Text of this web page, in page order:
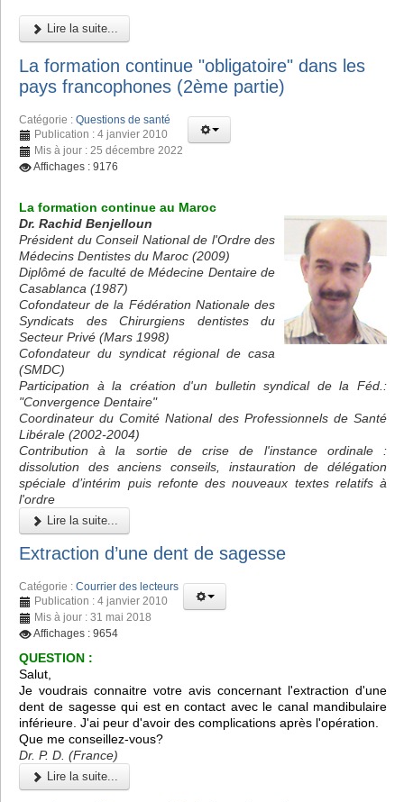
Lire la suite...
La formation continue "obligatoire" dans les
pays francophones (2ème partie)
Catégorie : Questions de santé
Publication : 4 janvier 2010
Mis à jour : 25 décembre 2022
Affichages : 9176
La formation continue au Maroc
Dr. Rachid Benjelloun
Président du Conseil National de l'Ordre des
Médecins Dentistes du Maroc (2009)
Diplômé de faculté de Médecine Dentaire de
Casablanca (1987)
Cofondateur de la Fédération Nationale des
Syndicats des Chirurgiens dentistes du
Secteur Privé (Mars 1998)
Cofondateur du syndicat régional de casa
(SMDC)
Participation à la création d'un bulletin syndical de la Féd.:
"Convergence Dentaire"
Coordinateur du Comité National des Professionnels de Santé
Libérale (2002-2004)
Contribution à la sortie de crise de l'instance ordinale :
dissolution des anciens conseils, instauration de délégation
spéciale d’intérim puis refonte des nouveaux textes relatifs à
l'ordre
Lire la suite...
Extraction d’une dent de sagesse
Catégorie : Courrier des lecteurs
Publication : 4 janvier 2010
Mis à jour : 31 mai 2018
Affichages : 9654
QUESTION :
Salut,
Je voudrais connaitre votre avis concernant l'extraction d'une
dent de sagesse qui est en contact avec le canal mandibulaire
inférieure. J'ai peur d'avoir des complications après l'opération.
Que me conseillez-vous?
Dr. P. D. (France)
Lire la suite...